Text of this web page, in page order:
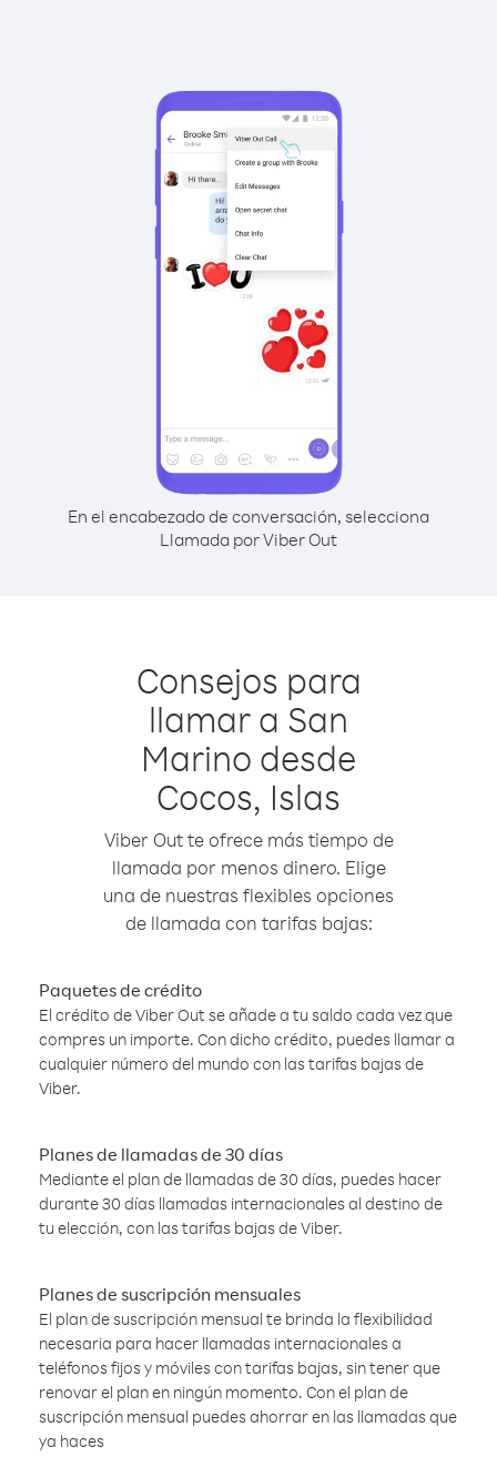
En el encabezado de conversación, selecciona
Llamada por Viber Out
Consejos para
llamar a San
Marino desde
Cocos, Islas
Viber Out te ofrece más tiempo de
llamada por menos dinero. Elige
una de nuestras flexibles opciones
de llamada con tarifas bajas:
Paquetes de crédito
El crédito de Viber Out se añade a tu saldo cada vez que
compres un importe. Con dicho crédito, puedes llamar a
cualquier número del mundo con las tarifas bajas de
Viber.
Planes de llamadas de 30 días
Mediante el plan de llamadas de 30 días, puedes hacer
durante 30 días llamadas internacionales al destino de
tu elección, con las tarifas bajas de Viber.
Planes de suscripción mensuales
El plan de suscripción mensual te brinda la flexibilidad
necesaria para hacer llamadas internacionales a
teléfonos fijos y móviles con tarifas bajas, sin tener que
renovar el plan en ningún momento. Con el plan de
suscripción mensual puedes ahorrar en las llamadas que
ya haces